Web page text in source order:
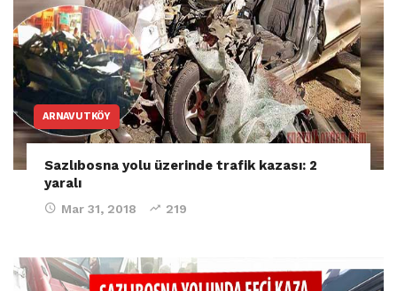
ARNAVUTKÖY
Sazlıbosna yolu üzerinde trafik kazası: 2
yaralı
Mar 31, 2018 219